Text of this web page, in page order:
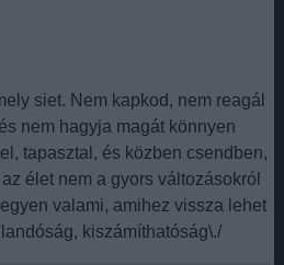
siet. Nem kapkod, nem reagál
nem hagyja magát könnyen
tapasztal, és közben csendben,
élet nem a gyors változásokról
valami, amihez vissza lehet
kiszámíthatóság\./